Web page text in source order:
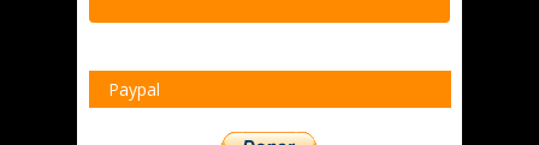
Paypal